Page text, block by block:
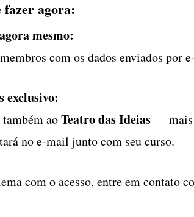
fazer agora:
mesmo:
com os dados enviados por
exclusivo:
aoTeatro das Ideias— mais
no e-mail junto com seu curso.
com o acesso, entre em contato